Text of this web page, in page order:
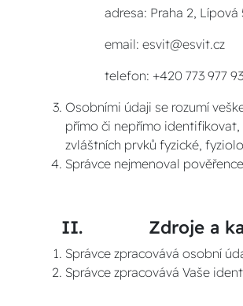
adresa: Praha 2, Lípová
email: esvit@esvit.cz
telefon: +420 773 977
Osobními údaji se rozumí
přímo či nepřímo
zvláštních prvků fyzické,
Správce nejmenoval
II. Zdroje a
Správce zpracovává osobní
Správce zpracovává Vaše